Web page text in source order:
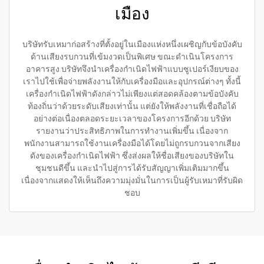
เมือง
บริษัทรับเหมาก่อสร้างที่ตั้งอยู่ในเมืองแห่งหนึ่งเผชิญกับข้อบังคับ
ด้านเสียงรบกวนที่เข้มงวดเป็นพิเศษ ขณะดำเนินโครงการ
อาคารสูง บริษัทจึงนำเครื่องกำเนิดไฟฟ้าแบบซูเปอร์เงียบของ
เราไปใช้เพื่อจ่ายพลังงานให้กับเครื่องมือและอุปกรณ์ต่างๆ ทั้งนี้
เครื่องกำเนิดไฟฟ้าดังกล่าวไม่เพียงแต่สอดคล้องตามข้อบังคับ
ท้องถิ่นว่าด้วยระดับเสียงเท่านั้น แต่ยังให้พลังงานที่เชื่อถือได้
อย่างต่อเนื่องตลอดระยะเวลาของโครงการอีกด้วย บริษัท
รายงานว่าประสิทธิภาพในการทำงานเพิ่มขึ้น เนื่องจาก
พนักงานสามารถใช้งานเครื่องมือได้โดยไม่ถูกรบกวนจากเสียง
ดังของเครื่องกำเนิดไฟฟ้า ซึ่งส่งผลให้ชื่อเสียงของบริษัทใน
ชุมชนดีขึ้น และนำไปสู่การได้รับสัญญาเพิ่มเติมมากขึ้น
เนื่องจากแสดงให้เห็นถึงความมุ่งมั่นในการเป็นผู้รับเหมาที่รับผิด
ชอบ